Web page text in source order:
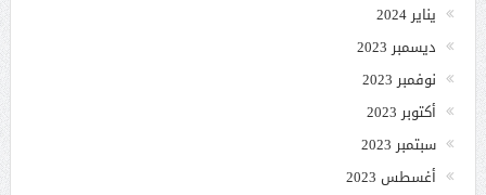
يناير 2024
ديسمبر 2023
نوفمبر 2023
أكتوبر 2023
سبتمبر 2023
أغسطس 2023